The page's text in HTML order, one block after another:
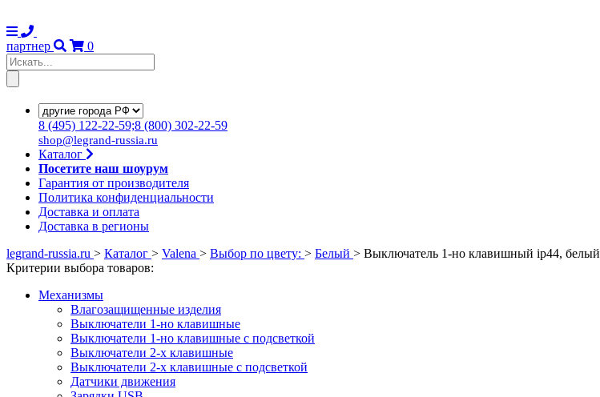
партнер
0
8 (495) 122-22-59;8 (800) 302-22-59
shop@legrand-russia.ru
Каталог
Посетите наш шоурум
Гарантия от производителя
Политика конфиденциальности
Доставка и оплата
Доставка в регионы
legrand-russia.ru > Каталог > Valena > Выбор по цвету: > Белый > Выключатель 1-но клавишный ip44, белый
Критерии выбора товаров:
Механизмы
Влагозащищенные изделия
Выключатели 1-но клавишные
Выключатели 1-но клавишные с подсветкой
Выключатели 2-х клавишные
Выключатели 2-х клавишные с подсветкой
Датчики движения